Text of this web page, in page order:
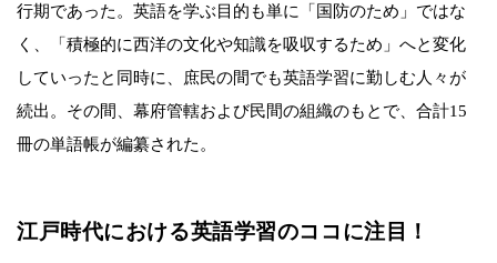
行期であった。英語を学ぶ目的も単に「国防のため」ではな
く、「積極的に西洋の文化や知識を吸収するため」へと変化
していったと同時に、庶民の間でも英語学習に勤しむ人々が
続出。その間、幕府管轄および民間の組織のもとで、合計15
冊の単語帳が編纂された。
江戸時代における英語学習のココに注目！